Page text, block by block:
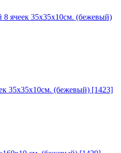
8 ячеек 35х35х10см. (бежевый)
35х35х10см. (бежевый) [1423]